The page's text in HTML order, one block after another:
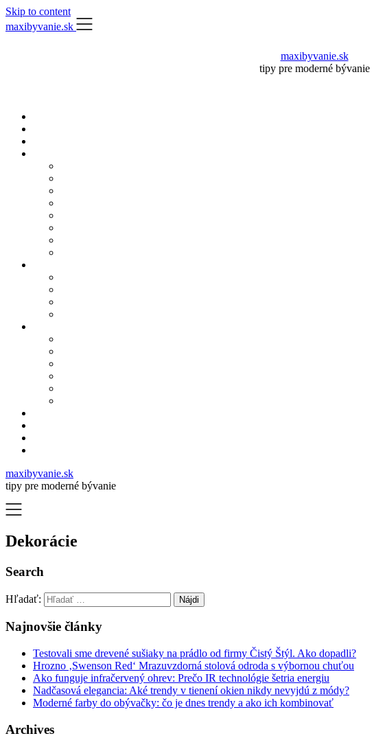
Skip to content
maxibyvanie.sk
maxibyvanie.sk
tipy pre moderné bývanie
maxibyvanie.sk
tipy pre moderné bývanie
Dekorácie
Search
Hľadať:
Najnovšie články
Testovali sme drevené sušiaky na prádlo od firmy Čistý Štýl. Ako dopadli?
Hrozno ‚Swenson Red‘ Mrazuvzdorná stolová odroda s výbornou chuťou
Ako funguje infračervený ohrev: Prečo IR technológie šetria energiu
Nadčasová elegancia: Aké trendy v tienení okien nikdy nevyjdú z módy?
Moderné farby do obývačky: čo je dnes trendy a ako ich kombinovať
Archives